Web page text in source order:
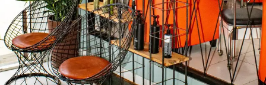
Barbearia
Tratamentos Capilares
Hidravela
Quick Massage
Bambuterapia
Terapia com Pedras Quentes